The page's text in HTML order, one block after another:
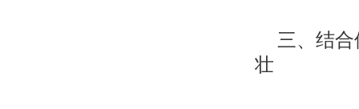
三、结
壮